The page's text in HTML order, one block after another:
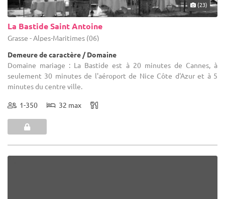
(23)
La Bastide Saint Antoine
Grasse - Alpes-Maritimes (06)
Demeure de caractère / Domaine
Domaine mariage : La Bastide est à 20 minutes de Cannes, à
seulement 30 minutes de l'aéroport de Nice Côte d'Azur et à 5
minutes du centre ville.
1-350 32 max